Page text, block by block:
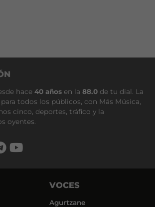
hace 40 años en la 88.0 de tu dial. La
todos los públicos, con Más Música,
cinco, deportes, tráfico y la
oyentes.
VOCES
Agurtzane